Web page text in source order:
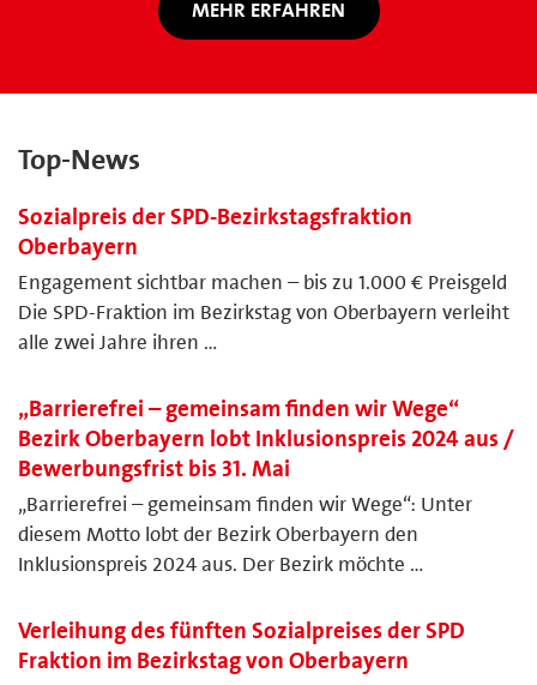
MEHR ERFAHREN
Top-News
Sozialpreis der SPD-Bezirkstagsfraktion
Oberbayern
Engagement sichtbar machen – bis zu 1.000 € Preisgeld
Die SPD-Fraktion im Bezirkstag von Oberbayern verleiht
alle zwei Jahre ihren …
„Barrierefrei – gemeinsam finden wir Wege“
Bezirk Oberbayern lobt Inklusionspreis 2024 aus /
Bewerbungsfrist bis 31. Mai
„Barrierefrei – gemeinsam finden wir Wege“: Unter
diesem Motto lobt der Bezirk Oberbayern den
Inklusionspreis 2024 aus. Der Bezirk möchte …
Verleihung des fünften Sozialpreises der SPD
Fraktion im Bezirkstag von Oberbayern